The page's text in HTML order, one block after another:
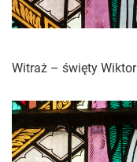
Witraż – święty Wiktor